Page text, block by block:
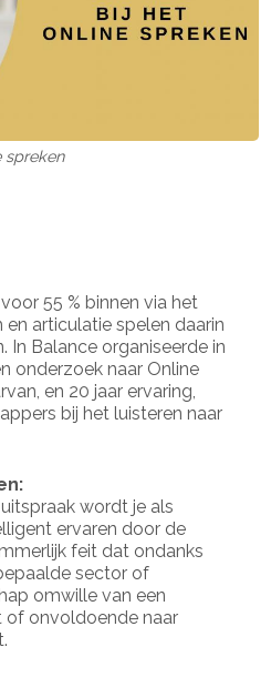
spreken
55 % binnen via het
en articulatie spelen daarin
In Balance organiseerde in
onderzoek naar Online
en 20 jaar ervaring,
bij het luisteren naar
wordt je als
ervaren door de
feit dat ondanks
sector of
omwille van een
of onvoldoende naar